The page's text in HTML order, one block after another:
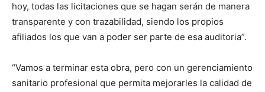
hoy, todas las licitaciones que se hagan serán de manera
transparente y con trazabilidad, siendo los propios
afiliados los que van a poder ser parte de esa auditoria”.
“Vamos a terminar esta obra, pero con un gerenciamiento
sanitario profesional que permita mejorarles la calidad de